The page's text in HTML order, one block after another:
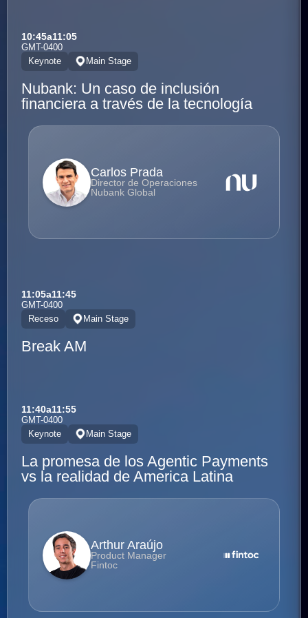
10:45a11:05
GMT-0400
Keynote
Main Stage
Nubank: Un caso de inclusión
financiera a través de la tecnología
Carlos Prada
Director de Operaciones
Nubank Global
11:05a11:45
GMT-0400
Receso
Main Stage
Break AM
11:40a11:55
GMT-0400
Keynote
Main Stage
La promesa de los Agentic Payments
vs la realidad de America Latina
Arthur Araújo
Product Manager
Fintoc